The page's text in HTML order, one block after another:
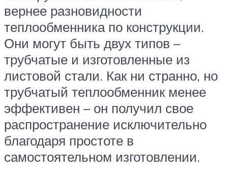
вернее разновидности
теплообменника по конструкции.
Они могут быть двух типов –
трубчатые и изготовленные из
листовой стали. Как ни странно, но
трубчатый теплообменник менее
эффективен – он получил свое
распространение исключительно
благодаря простоте в
самостоятельном изготовлении.